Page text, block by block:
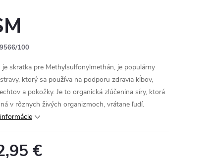
100
je skratka pre Methylsulfonylmethán, je populárny
ktorý sa používa na podporu zdravia kĺbov,
a pokožky. Je to organická zlúčenina síry, ktorá
v rôznych živých organizmoch, vrátane ľudí.
€